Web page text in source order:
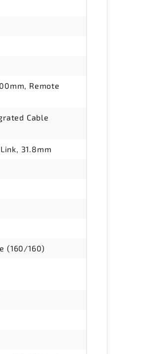
Remote
Cable
31.8mm
(160/160)